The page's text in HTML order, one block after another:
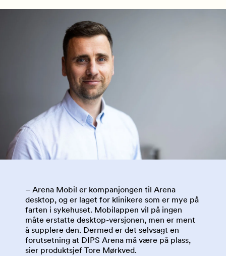
– Arena Mobil er kompanjongen til Arena
desktop, og er laget for klinikere som er mye på
farten i sykehuset. Mobilappen vil på ingen
måte erstatte desktop-versjonen, men er ment
å supplere den. Dermed er det selvsagt en
forutsetning at DIPS Arena må være på plass,
sier produktsjef Tore Mørkved.